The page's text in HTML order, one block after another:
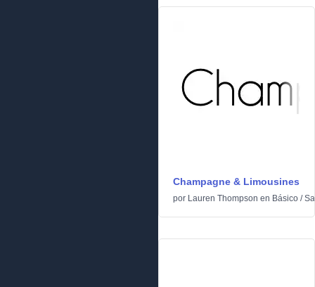
Champagne & Limousines
por Lauren Thompson en Básico /